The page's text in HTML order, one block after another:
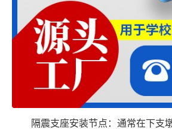
隔震支座安装节点：通常在下支